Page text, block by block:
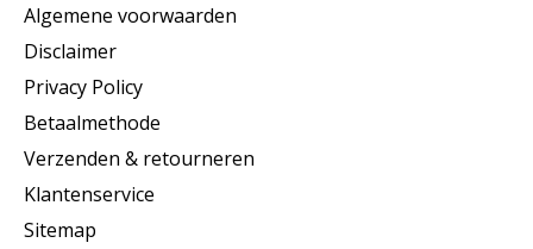
Algemene voorwaarden
Disclaimer
Privacy Policy
Betaalmethode
Verzenden & retourneren
Klantenservice
Sitemap